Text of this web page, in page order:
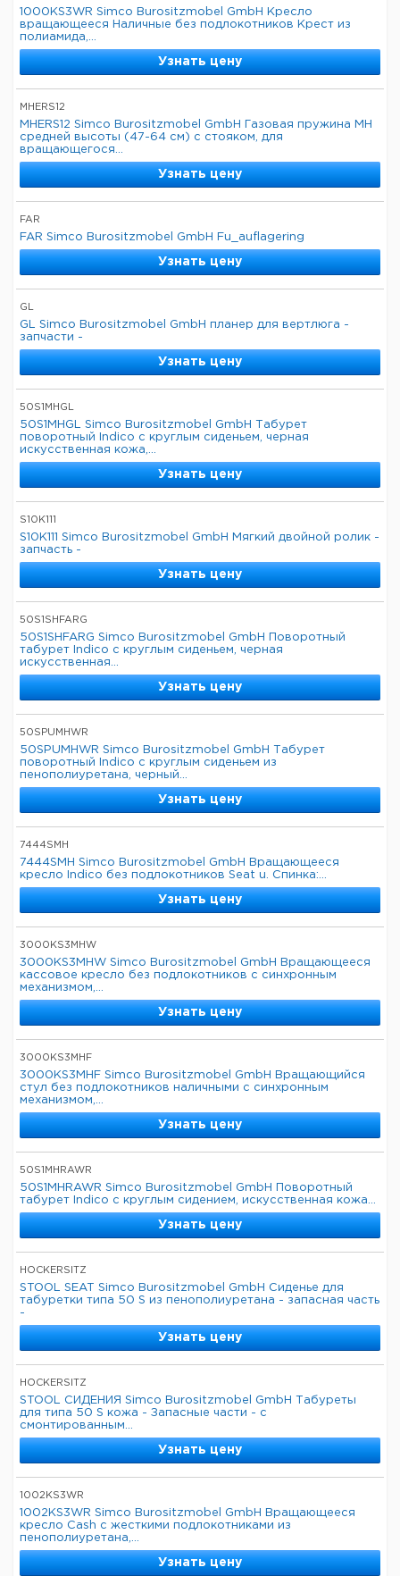
1000KS3WR Simco Burositzmobel GmbH Кресло
вращающееся Наличные без подлокотников Крест из
полиамида,...
Узнать цену
MHERS12
MHERS12 Simco Burositzmobel GmbH Газовая пружина MH
средней высоты (47-64 см) с стояком, для
вращающегося...
Узнать цену
FAR
FAR Simco Burositzmobel GmbH Fu_auflagering
Узнать цену
GL
GL Simco Burositzmobel GmbH планер для вертлюга -
запчасти -
Узнать цену
50S1MHGL
50S1MHGL Simco Burositzmobel GmbH Табурет
поворотный Indico с круглым сиденьем, черная
искусственная кожа,...
Узнать цену
S10K111
S10K111 Simco Burositzmobel GmbH Мягкий двойной ролик -
запчасть -
Узнать цену
50S1SHFARG
50S1SHFARG Simco Burositzmobel GmbH Поворотный
табурет Indico с круглым сиденьем, черная
искусственная...
Узнать цену
50SPUMHWR
50SPUMHWR Simco Burositzmobel GmbH Табурет
поворотный Indico с круглым сиденьем из
пенополиуретана, черный...
Узнать цену
7444SMH
7444SMH Simco Burositzmobel GmbH Вращающееся
кресло Indico без подлокотников Seat u. Спинка:...
Узнать цену
3000KS3MHW
3000KS3MHW Simco Burositzmobel GmbH Вращающееся
кассовое кресло без подлокотников с синхронным
механизмом,...
Узнать цену
3000KS3MHF
3000KS3MHF Simco Burositzmobel GmbH Вращающийся
стул без подлокотников наличными с синхронным
механизмом,...
Узнать цену
50S1MHRAWR
50S1MHRAWR Simco Burositzmobel GmbH Поворотный
табурет Indico с круглым сидением, искусственная кожа...
Узнать цену
HOCKERSITZ
STOOL SEAT Simco Burositzmobel GmbH Сиденье для
табуретки типа 50 S из пенополиуретана - запасная часть
-
Узнать цену
HOCKERSITZ
STOOL СИДЕНИЯ Simco Burositzmobel GmbH Табуреты
для типа 50 S кожа - Запасные части - с
смонтированным...
Узнать цену
1002KS3WR
1002KS3WR Simco Burositzmobel GmbH Вращающееся
кресло Cash с жесткими подлокотниками из
пенополиуретана,...
Узнать цену